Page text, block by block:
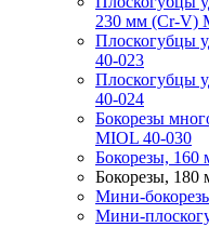
230 мм (Cr-V)
Плоскогубцы
40-023
Плоскогубцы
40-024
Бокорезы
MIOL 40-030
Бокорезы,
Бокорезы,
Мини-
Мини-